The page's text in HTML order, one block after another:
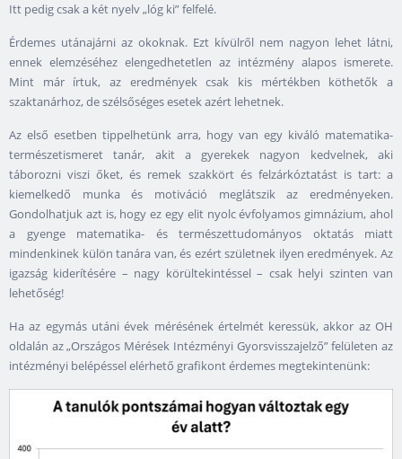
Itt pedig csak a két nyelv „lóg ki” felfelé.
Érdemes utánajárni az okoknak. Ezt kívülről nem nagyon lehet látni,
ennek elemzéséhez elengedhetetlen az intézmény alapos ismerete.
Mint már írtuk, az eredmények csak kis mértékben köthetők a
szaktanárhoz, de szélsőséges esetek azért lehetnek.
Az első esetben tippelhetünk arra, hogy van egy kiváló matematika-
természetismeret tanár, akit a gyerekek nagyon kedvelnek, aki
táborozni viszi őket, és remek szakkört és felzárkóztatást is tart: a
kiemelkedő munka és motiváció meglátszik az eredményeken.
Gondolhatjuk azt is, hogy ez egy elit nyolc évfolyamos gimnázium, ahol
a gyenge matematika- és természettudományos oktatás miatt
mindenkinek külön tanára van, és ezért születnek ilyen eredmények. Az
igazság kiderítésére – nagy körültekintéssel – csak helyi szinten van
lehetőség!
Ha az egymás utáni évek mérésének értelmét keressük, akkor az OH
oldalán az „Országos Mérések Intézményi Gyorsvisszajelző” felületen az
intézményi belépéssel elérhető grafikont érdemes megtekintenünk: